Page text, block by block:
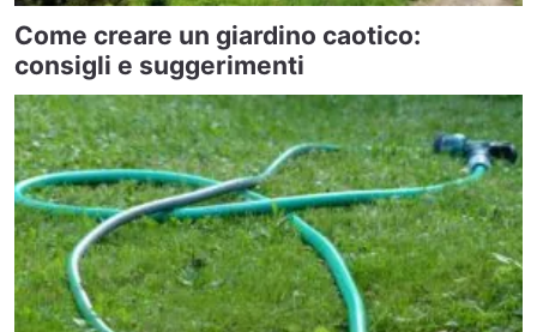
Come creare un giardino caotico:
consigli e suggerimenti